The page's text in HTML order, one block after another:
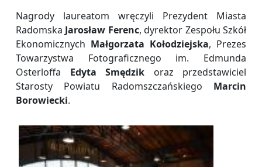
Nagrody laureatom wręczyli Prezydent Miasta
RadomskaJarosław Ferenc, dyrektor Zespołu Szkół
Ekonomicznych Małgorzata Kołodziejska, Prezes
Towarzystwa Fotograficznego im. Edmunda
Osterloffa Edyta Smędzik oraz przedstawiciel
Starosty Powiatu Radomszczańskiego Marcin
Borowiecki.